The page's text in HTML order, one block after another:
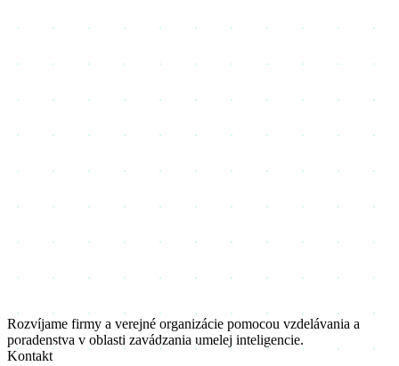
Rozvíjame firmy a verejné organizácie pomocou vzdelávania a
poradenstva v oblasti zavádzania umelej inteligencie.
Kontakt